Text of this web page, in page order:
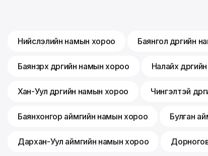
Нийслэлийн намын хороо Баянгол дүүргийн
Баянзүрх дүүргийн намын хороо Налайх
Хан-Уул дүүргийн намын хороо Чингэлтэй
Баянхонгор аймгийн намын хороо Булган
Дархан-Уул аймгийн намын хороо